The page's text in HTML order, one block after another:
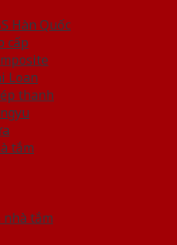
Hàn Quốc
cấp
Loan
thanh
tắm
nhà tắm